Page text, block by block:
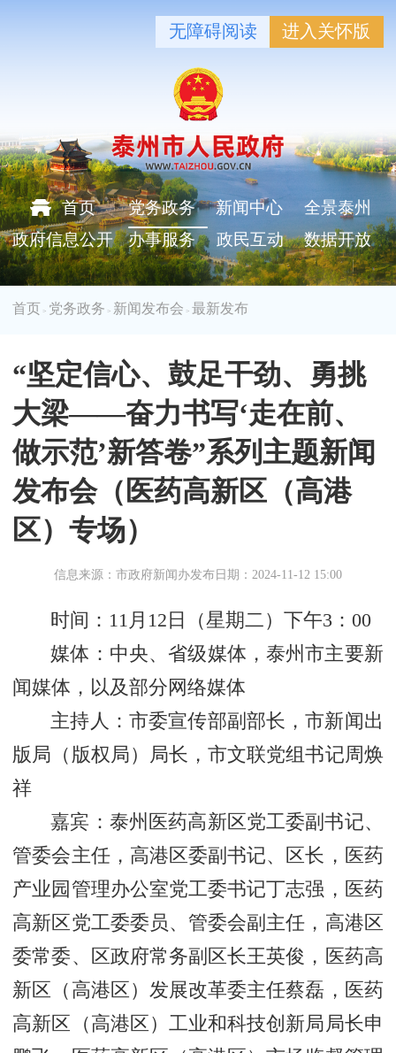
无障碍阅读 进入关怀版
首页 党务政务 新闻中心
全景泰州
政府信息公开
办事服务 政民互动 数据开放
首页 > 党务政务 > 新闻发布会 >最新发布
“坚定信心、鼓足干劲、勇挑
大梁——奋力书写‘走在前、
做示范’新答卷”系列主题新闻
发布会（医药高新区（高港
区）专场）
信息来源：市政府新闻办发布日期：2024-11-12 15:00
时间：11月12日（星期二）下午3：00
媒体：中央、省级媒体，泰州市主要新
闻媒体，以及部分网络媒体
主持人： 市委宣传部副部长，市新闻出
版局（版权局）局长，市文联党组书记周焕
祥
嘉宾： 泰州医药高新区党工委副书记、
管委会主任，高港区委副书记、区长，医药
产业园管理办公室党工委书记丁志强， 医药
高新区党工委委员、管委会副主任，高港区
委常委、区政府常务副区长王英俊，医药高
新区（高港区）发展改革委主任蔡磊，医药
高新区（高港区）工业和科技创新局局长申